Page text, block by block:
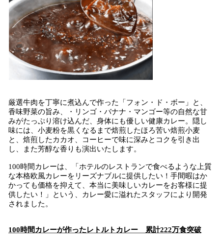
厳選牛肉を丁寧に煮込んで作った「フォン・ド・ボー」と、
香味野菜の旨み、・リンゴ・バナナ・マンゴー等の自然な甘
みがたっぷり溶け込んだ、身体にも優しい健康カレー。隠し
味には、小麦粉を黒くなるまで焙煎したほろ苦い焙煎小麦
と、焙煎したカカオ、コーヒーで味に深みとコクを引き出
し、また芳醇な香りも演出いたします。
100時間カレーは、「ホテルのレストランで食べるような上質
な本格欧風カレーをリーズナブルに提供したい！手間暇はか
かっても価格を抑えて、本当に美味しいカレーをお客様に提
供したい！」という、カレー愛に溢れたスタッフにより開発
されました。
100時間カレーが作ったレトルトカレー 累計222万食突破